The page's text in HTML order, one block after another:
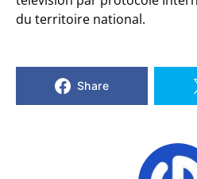
du territoire national.
Share